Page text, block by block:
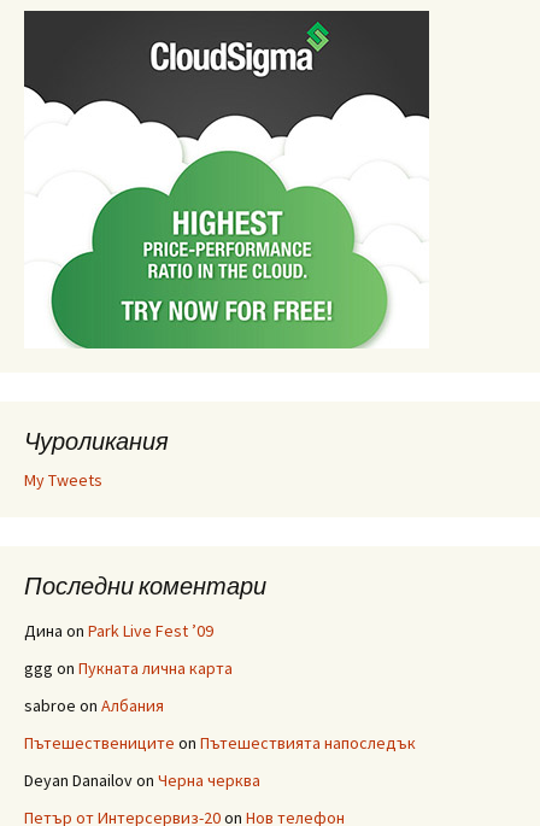
Чуроликания
My Tweets
Последни коментари
Дина on Park Live Fest ’09
ggg on Пукната лична карта
sabroe on Албания
Пътешествениците on Пътешествията напоследък
Deyan Danailovon Черна черква
Петър от Интерсервиз-20on Нов телефон